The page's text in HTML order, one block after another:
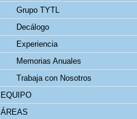
Grupo TYTL
Decálogo
Experiencia
Memorias Anuales
Trabaja con Nosotros
EQUIPO
ÁREAS